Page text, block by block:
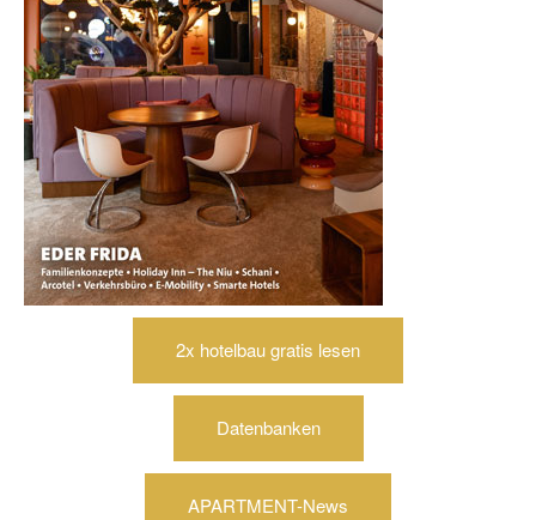
2x hotelbau gratis lesen
Datenbanken
APARTMENT-News